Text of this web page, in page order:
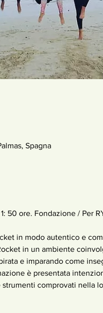
Spagna
50 ore. Fondazione / Per
in un ambiente
e imparando come
è presentata
comprovati nella